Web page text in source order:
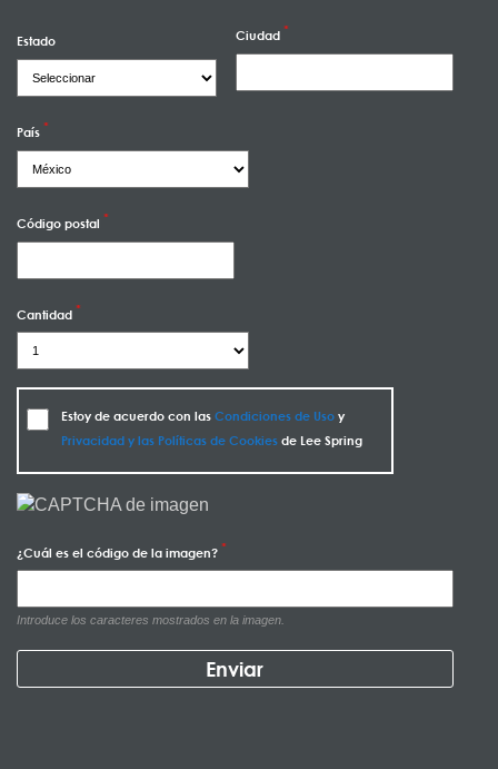
Estado Ciudad
País
Código postal
Cantidad
Estoy de acuerdo con las Condiciones de Usoy
Privacidad y las Políticas de Cookiesde Lee Spring
¿Cuál es el código de la imagen?
Introduce los caracteres mostrados en la imagen.